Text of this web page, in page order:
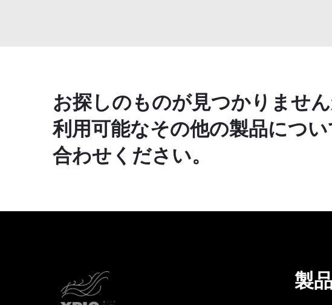
お探しのものが見つかりません
利用可能なその他の製品につ
合わせください。
製品